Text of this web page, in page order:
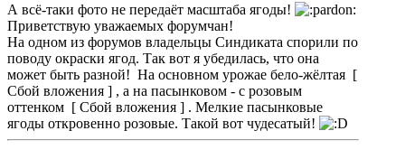
А всё-таки фото не передаёт масштаба ягоды!
Приветствую уважаемых форумчан!
На одном из форумов владельцы Синдиката спорили по
поводу окраски ягод. Так вот я убедилась, что она
может быть разной! На основном урожае бело-жёлтая [
Сбой вложения ] , а на пасынковом - с розовым
оттенком [ Сбой вложения ] . Мелкие пасынковые
ягоды откровенно розовые. Такой вот чудесатый!